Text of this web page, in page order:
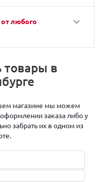
любого
товары в
магазине мы можем
заказа либо у
забрать их в одном из